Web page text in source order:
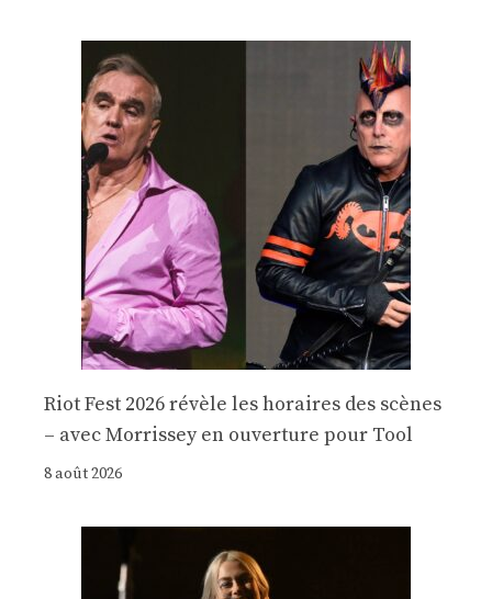
Riot Fest 2026 révèle les horaires des scènes
– avec Morrissey en ouverture pour Tool
8 août 2026